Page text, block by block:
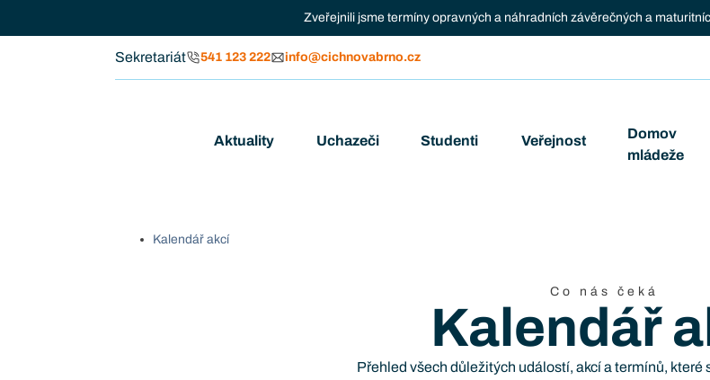
Zveřejnili jsme termíny opravných a náhradních závěrečných a
Sekretariát 541 123 222 info@cichnovabrno.cz
Aktuality Uchazeči Studenti Veřejnost
Domov
mládeže
Kalendář akcí
Co nás čeká
Kalendář
Přehled všech důležitých událostí, akcí a termínů, které